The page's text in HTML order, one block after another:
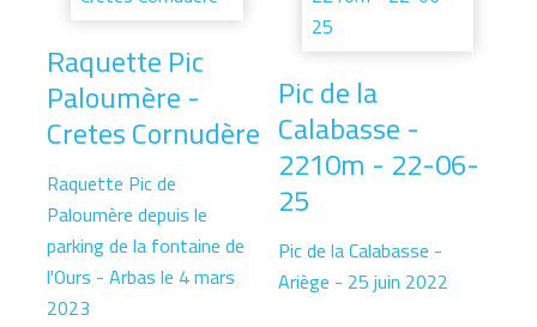
Raquette Pic
Paloumère -
Cretes Cornudère
Raquette Pic de
Paloumère depuis le
parking de la fontaine de
l'Ours - Arbas le 4 mars
2023
Pic de la
Calabasse -
2210m - 22-06-
25
Pic de la Calabasse -
Ariège - 25 juin 2022